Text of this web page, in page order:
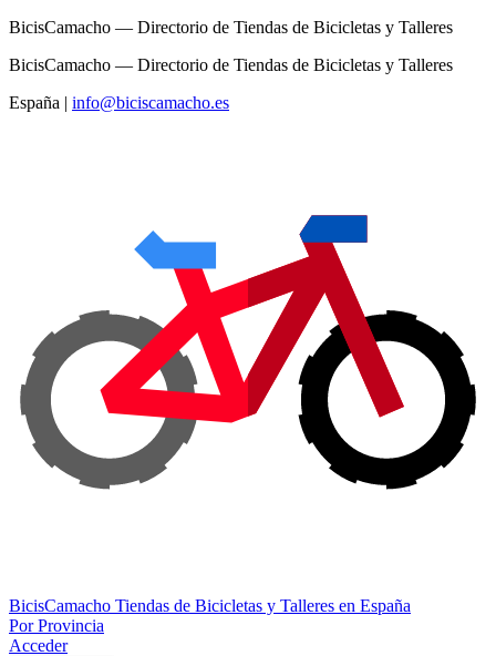
BicisCamacho — Directorio de Tiendas de Bicicletas y Talleres
BicisCamacho — Directorio de Tiendas de Bicicletas y Talleres
España | info@biciscamacho.es
BicisCamacho Tiendas de Bicicletas y Talleres en España
Por Provincia
Acceder